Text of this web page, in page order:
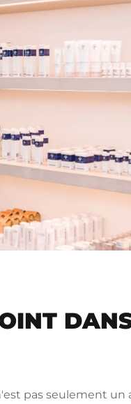
pas seulement un